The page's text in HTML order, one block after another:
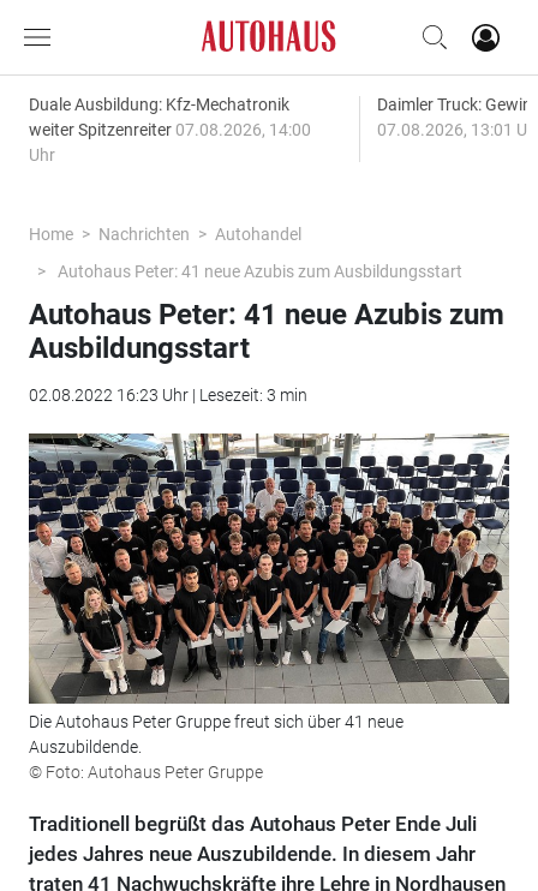
Duale Ausbildung: Kfz-Mechatronik
weiter Spitzenreiter 07.08.2026, 14:00
Uhr
Daimler Truck:
07.08.2026, 13:01
Home Nachrichten
Autohandel
Autohaus Peter: 41 neue Azubis zum Ausbildungsstart
Autohaus Peter: 41 neue Azubis zum
Ausbildungsstart
02.08.2022 16:23 Uhr | Lesezeit: 3 min
Die Autohaus Peter Gruppe freut sich über 41 neue
Auszubildende.
© Foto: Autohaus Peter Gruppe
Traditionell begrüßt das Autohaus Peter Ende Juli
jedes Jahres neue Auszubildende. In diesem Jahr
traten 41 Nachwuchskräfte ihre Lehre in Nordhausen